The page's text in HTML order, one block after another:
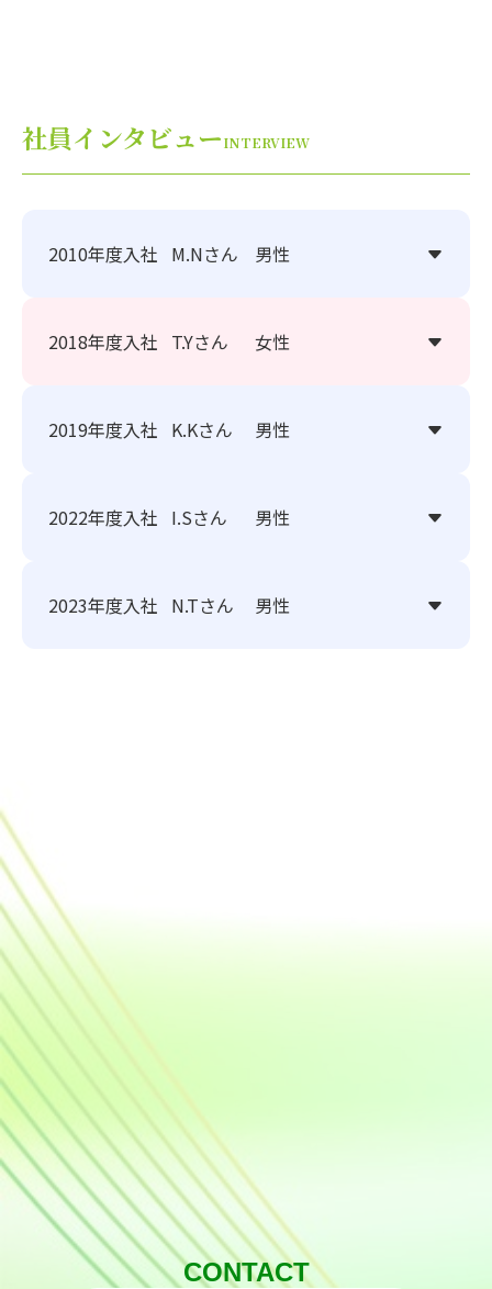
社員インタビューINTERVIEW
2010年度入社 M.Nさん 男性
2018年度入社 T.Yさん 女性
2019年度入社 K.Kさん 男性
2022年度入社 I.Sさん 男性
2023年度入社 N.Tさん 男性
CONTACT